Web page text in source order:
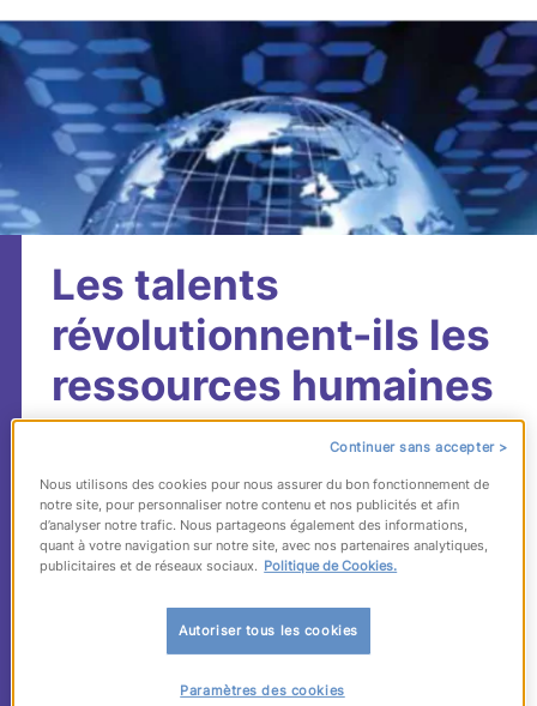
Les talents
révolutionnent-ils les
ressources humaines
?
ManpowerGroup s’est associé à une
matinée d’échanges informels organisée
parHR Channelvendredi 24 juin 2011 sur
le thème de la « révolution des talents ».
L’Atelier de l’Emploi vous livre ci-dessous
un montage des éléments principaux de
Continuer sans accepter >
Nous utilisons des cookies pour nous assurer du bon fonctionnement de
notre site, pour personnaliser notre contenu et nos publicités et afin
d’analyser notre trafic. Nous partageons également des informations,
quant à votre navigation sur notre site, avec nos partenaires analytiques,
publicitaires et de réseaux sociaux. Politique de Cookies.
Autoriser tous les cookies
Paramètres des cookies